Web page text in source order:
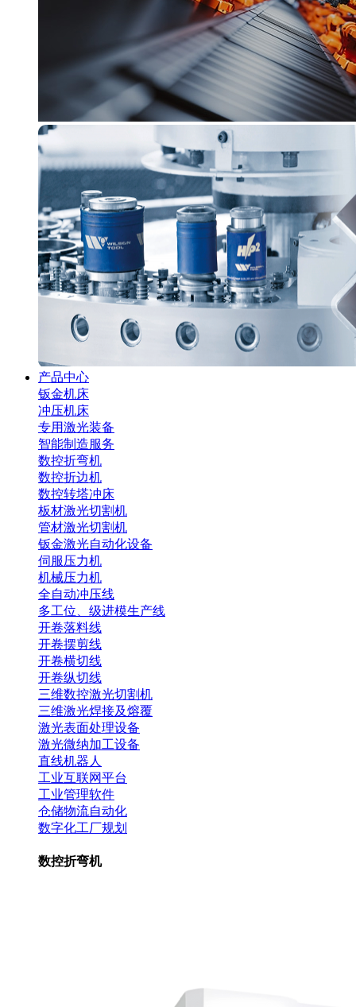
产品中心
钣金机床
冲压机床
专用激光装备
智能制造服务
数控折弯机
数控折边机
数控转塔冲床
板材激光切割机
管材激光切割机
钣金激光自动化设备
伺服压力机
机械压力机
全自动冲压线
多工位、级进模生产线
开卷落料线
开卷摆剪线
开卷横切线
开卷纵切线
三维数控激光切割机
三维激光焊接及熔覆
激光表面处理设备
激光微纳加工设备
直线机器人
工业互联网平台
工业管理软件
仓储物流自动化
数字化工厂规划
数控折弯机